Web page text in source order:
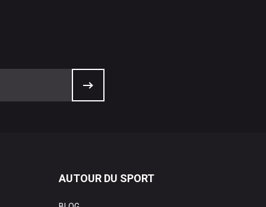
AUTOUR DU SPORT